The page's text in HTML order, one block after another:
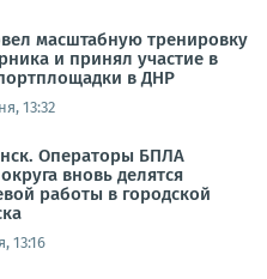
масштабную тренировку
и принял участие в
в ДНР
13:32
Операторы БПЛА
вновь делятся
работы в городской
13:16